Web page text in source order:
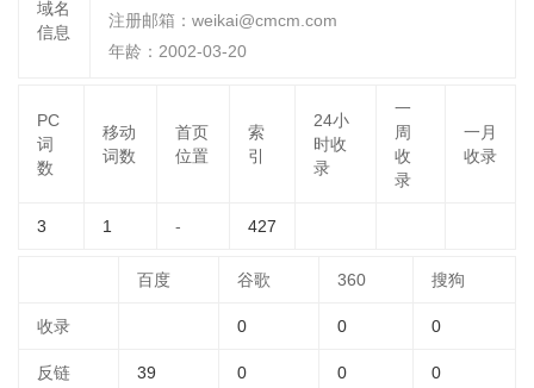
域名
信息
注册邮箱：weikai@cmcm.com
年龄：2002-03-20
PC
词
数
移动
词数
首页
位置
索
引
24小
时收
录
一
周
收
录
一月
收录
3 1 - 427
百度 谷歌 360 搜狗
收录 0 0 0
反链 39 0 0 0